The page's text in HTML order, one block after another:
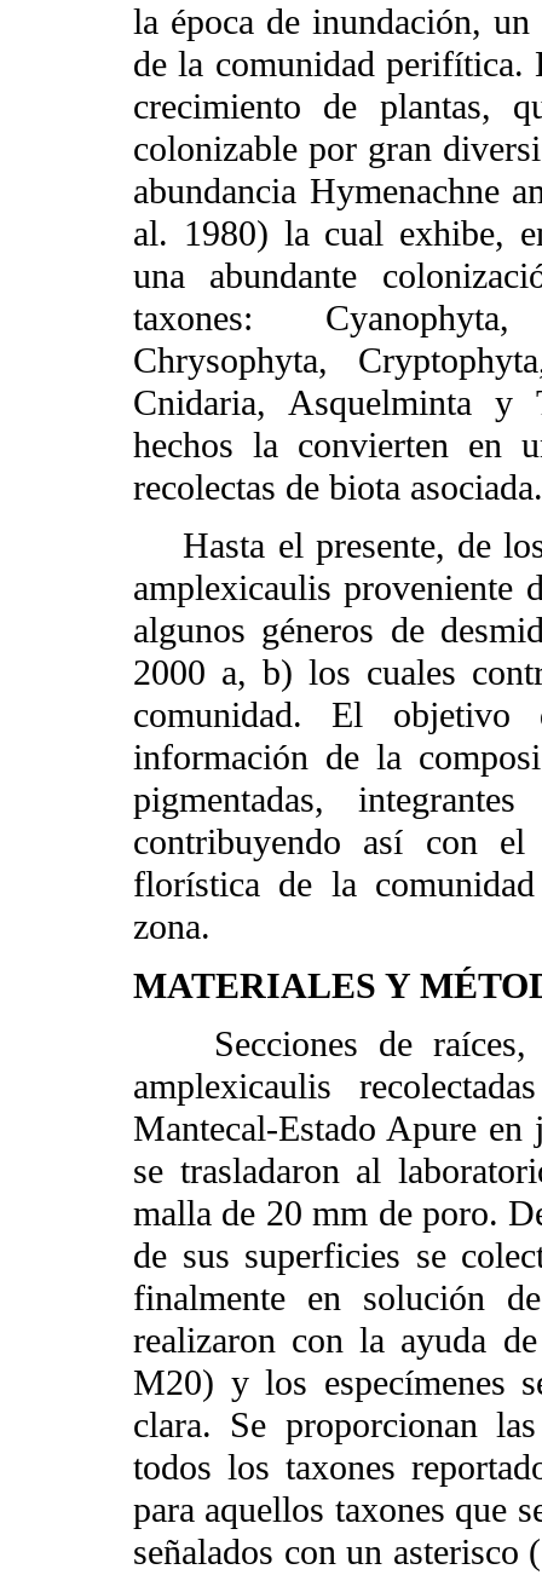
la época de inundación,
de la comunidad perifítica.
crecimiento de plantas,
colonizable por gran
abundancia Hymenachne
al. 1980) la cual exhibe,
una abundante
taxones:
Chrysophyta,
Cnidaria, Asquelminta y
hechos la convierten en
recolectas de biota asociada.
Hasta el presente, de
amplexicaulis proveniente
algunos géneros de
2000 a, b) los cuales
comunidad. El objetivo
información de la
pigmentadas,
contribuyendo así con
florística de la
zona.
MATERIALES Y
Secciones de raíces,
amplexicaulis
Mantecal-Estado Apure
se trasladaron al
malla de 20 mm de poro.
de sus superficies se
finalmente en solución
realizaron con la ayuda
M20) y los especímenes
clara. Se proporcionan
todos los taxones
para aquellos taxones que
señalados con un